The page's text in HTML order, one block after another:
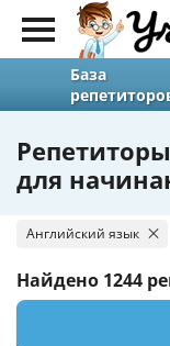
База
для
Английский язык
Найдено 1244